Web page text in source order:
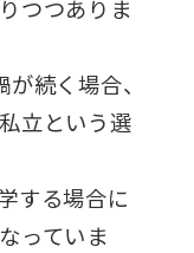
つつありま
続く場合、
立という選
する場合に
っていま